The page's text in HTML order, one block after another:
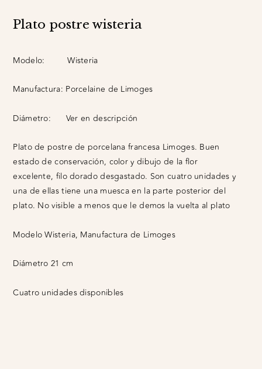
Plato postre wisteria
Modelo:Wisteria
Manufactura: Porcelaine de Limoges
Diámetro: Ver en descripción
Plato de postre de porcelana francesa Limoges. Buen
estado de conservación, color y dibujo de la flor
excelente, filo dorado desgastado. Son cuatro unidades y
una de ellas tiene una muesca en la parte posterior del
plato. No visible a menos que le demos la vuelta al plato
Modelo Wisteria, Manufactura de Limoges
Diámetro 21 cm
Cuatro unidades disponibles